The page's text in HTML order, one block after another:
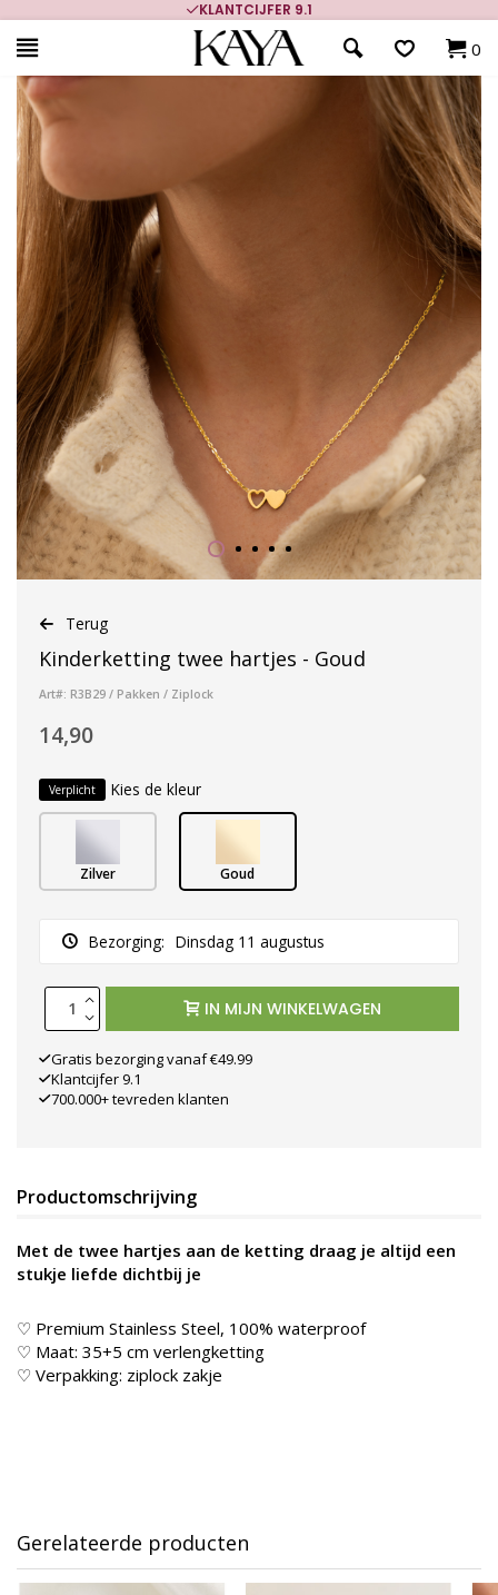
KLANTCIJFER 9.1
0
Terug
Kinderketting twee hartjes - Goud
Art#: R3B29 / Pakken / Ziplock
14,90
Verplicht Kies de kleur
Zilver Goud
Bezorging: Dinsdag 11 augustus
IN MIJN WINKELWAGEN
Gratis bezorging vanaf €49.99
Klantcijfer 9.1
700.000+ tevreden klanten
Productomschrijving
Met de twee hartjes aan de ketting draag je altijd een
stukje liefde dichtbij je
♡ Premium Stainless Steel, 100% waterproof
♡ Maat: 35+5 cm verlengketting
♡ Verpakking: ziplock zakje
Gerelateerde producten